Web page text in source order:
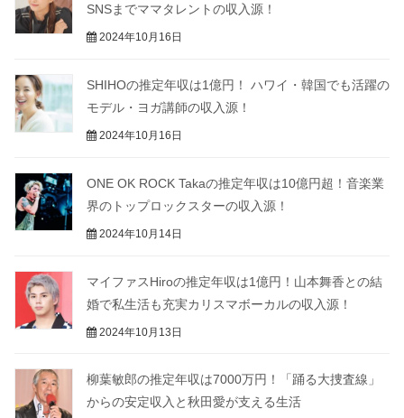
SNSまでママタレントの収入源！
2024年10月16日
SHIHOの推定年収は1億円！ ハワイ・韓国でも活躍の
モデル・ヨガ講師の収入源！
2024年10月16日
ONE OK ROCK Takaの推定年収は10億円超！音楽業
界のトップロックスターの収入源！
2024年10月14日
マイファスHiroの推定年収は1億円！山本舞香との結
婚で私生活も充実カリスマボーカルの収入源！
2024年10月13日
柳葉敏郎の推定年収は7000万円！「踊る大捜査線」
からの安定収入と秋田愛が支える生活